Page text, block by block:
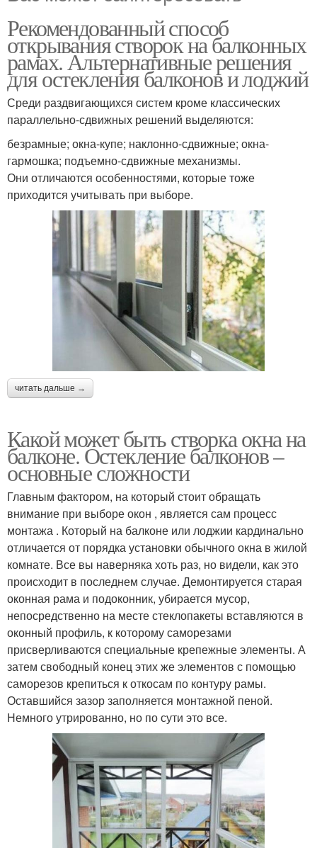
Рекомендованный способ
открывания створок на балконных
рамах. Альтернативные решения
для остекления балконов и лоджий
Среди раздвигающихся систем кроме классических
параллельно-сдвижных решений выделяются:
безрамные; окна-купе; наклонно-сдвижные; окна-
гармошка; подъемно-сдвижные механизмы.
Они отличаются особенностями, которые тоже
приходится учитывать при выборе.
читать дальше →
Какой может быть створка окна на
балконе. Остекление балконов –
основные сложности
Главным фактором, на который стоит обращать
внимание при выборе окон , является сам процесс
монтажа . Который на балконе или лоджии кардинально
отличается от порядка установки обычного окна в жилой
комнате. Все вы наверняка хоть раз, но видели, как это
происходит в последнем случае. Демонтируется старая
оконная рама и подоконник, убирается мусор,
непосредственно на месте стеклопакеты вставляются в
оконный профиль, к которому саморезами
присверливаются специальные крепежные элементы. А
затем свободный конец этих же элементов с помощью
саморезов крепиться к откосам по контуру рамы.
Оставшийся зазор заполняется монтажной пеной.
Немного утрированно, но по сути это все.